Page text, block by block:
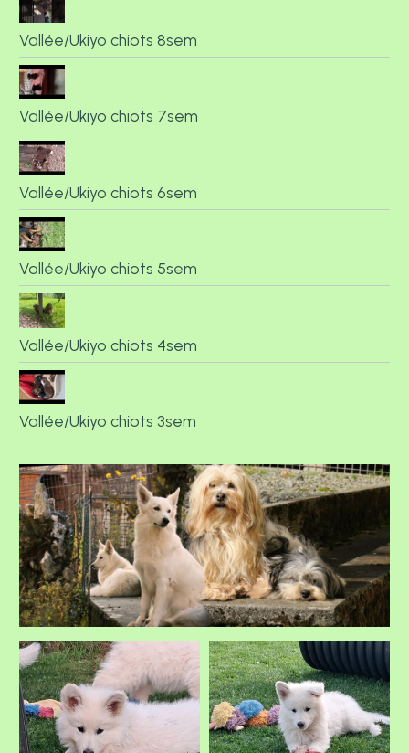
Vallée/Ukiyo chiots 8sem
Vallée/Ukiyo chiots 7sem
Vallée/Ukiyo chiots 6sem
Vallée/Ukiyo chiots 5sem
Vallée/Ukiyo chiots 4sem
Vallée/Ukiyo chiots 3sem